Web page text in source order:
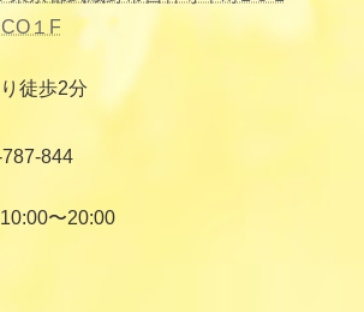
１F
徒歩2分
787-844
〜20:00